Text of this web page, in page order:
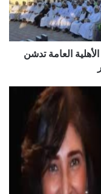
العامة تدشن